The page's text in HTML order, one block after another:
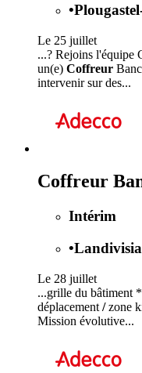
•
Le 25 juillet
...? Rejoins l'équipe
un(e) Coffreur
intervenir sur des...
Coffreur
Intérim
•
Le 28 juillet
...grille du bâtiment
déplacement /zone
Mission évolutive...